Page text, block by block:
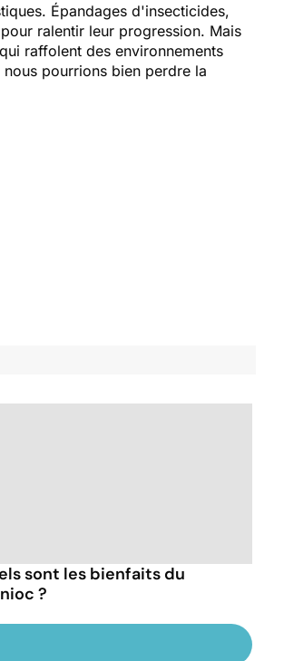
Épandages d'insecticides,
ralentir leur progression. Mais
raffolent des environnements
pourrions bien perdre la
sont les bienfaits du
?